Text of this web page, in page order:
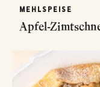
MEHLSPEISE
Apfel-